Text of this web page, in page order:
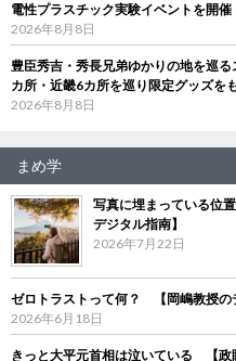
電性プラスチック実験イベントを開催
2026年8月8日
豊臣秀吉・秀長兄弟ゆかりの地を巡
カ所・近畿6カ所を巡り限定グッズを
2026年8月8日
まめ学
写真に埋まっている位
デジタル指南】
2026年7月22日
ゼロトラストって何？ 【岡嶋教授の
2026年6月18日
きっと大平元首相は泣いている 【政